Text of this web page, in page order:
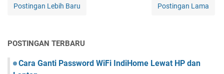
Postingan Lebih Baru Postingan Lama
POSTINGAN TERBARU
Cara Ganti Password WiFi IndiHome Lewat HP dan